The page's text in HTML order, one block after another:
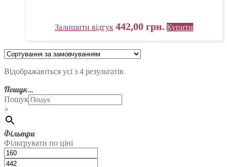
Залишити відгук 442,00 грн. Купити
Відображаються усі з 4 результатів
Пошук…
Пошук
×
Фільтри
Фільтрувати по ціні